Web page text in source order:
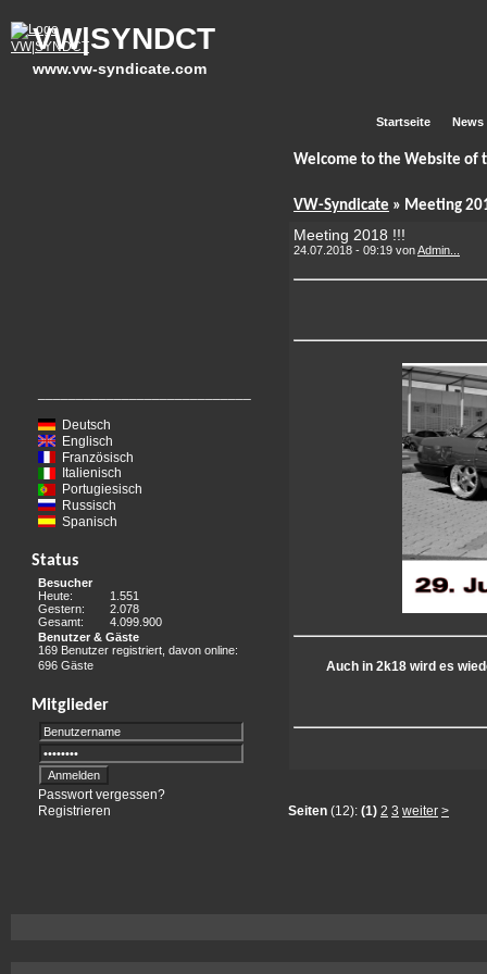
VW|SYNDCT
www.vw-syndicate.com
Startseite News
Deutsch
Englisch
Französisch
Italienisch
Portugiesisch
Russisch
Spanisch
Status
Besucher
Heute:
1.551
Gestern:
2.078
Gesamt:
4.099.900
Benutzer & Gäste
169 Benutzer registriert, davon online:
696 Gäste
Mitglieder
Passwort vergessen?
Registrieren
Welcome to the Website of
VW-Syndicate » Meeting
Meeting 2018 !!!
24.07.2018 - 09:19 vonAdmin...
Auch in 2k18 wird es
Seiten (12): (1) 2 3 weiter >